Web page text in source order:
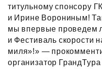
титульному спонсору
и Ирине Ворониным!
мы впервые проведем
и Фестиваль скорости
миля»!» —
организатор